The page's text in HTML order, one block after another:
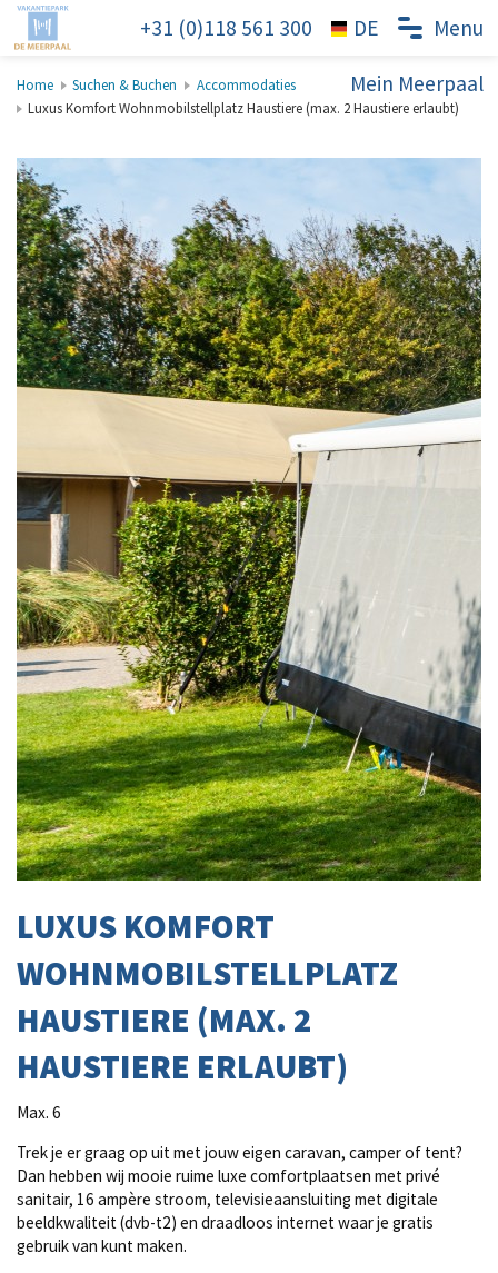
Menu
+31 (0)118 561 300
Mein Meerpaal
Home Suchen & Buchen
Accommodaties
Luxus Komfort Wohnmobilstellplatz Haustiere (max. 2 Haustiere erlaubt)
LUXUS KOMFORT
WOHNMOBILSTELLPLATZ
HAUSTIERE (MAX. 2
HAUSTIERE ERLAUBT)
Max. 6
Trek je er graag op uit met jouw eigen caravan, camper of tent?
Dan hebben wij mooie ruime luxe comfortplaatsen met privé
sanitair, 16 ampère stroom, televisieaansluiting met digitale
beeldkwaliteit (dvb-t2) en draadloos internet waar je gratis
gebruik van kunt maken.